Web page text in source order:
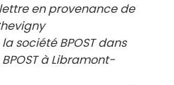
en provenance de
société BPOST dans
àLibramont-